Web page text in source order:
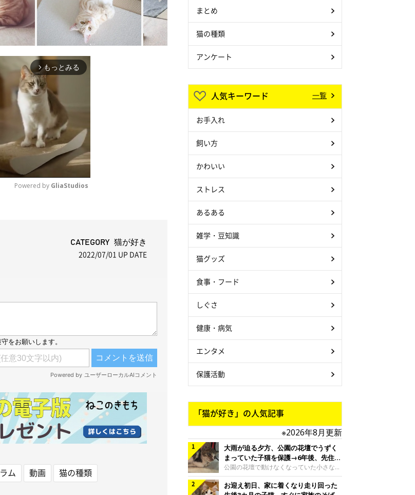
arrow_forward_ios もっとみる
Powered by GliaStudios
CATEGORY 猫が好き
2022/07/01 UP DATE
ム 動画
猫の種類
まとめ
猫の種類
アンケート
人気キーワード 一覧
お手入れ
飼い方
かわいい
ストレス
あるある
雑学・豆知識
猫グッズ
食事・フード
しぐさ
健康・病気
エンタメ
保護活動
「猫が好き」の人気記事
※2026年8月更新
大雨が迫る夕方、公園の花壇でうずく
まっていた子猫を保護→6年後、先住猫
と“姉妹”のような関係に
公園の花壇で動けなくなっていた小さな子
猫。家族に迎えられてから6年、先住猫と
の間には深い絆が育まれていました。保護
お迎え初日、家に着くなり走り回った